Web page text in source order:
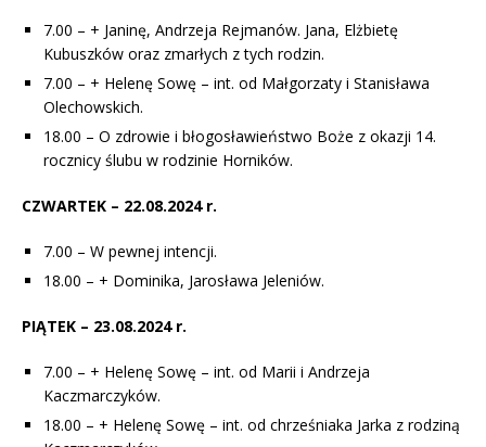
7.00 – + Janinę, Andrzeja Rejmanów. Jana, Elżbietę
Kubuszków oraz zmarłych z tych rodzin.
7.00 – + Helenę Sowę – int. od Małgorzaty i Stanisława
Olechowskich.
18.00 – O zdrowie i błogosławieństwo Boże z okazji 14.
rocznicy ślubu w rodzinie Horników.
CZWARTEK – 22.08.2024 r.
7.00 – W pewnej intencji.
18.00 – + Dominika, Jarosława Jeleniów.
PIĄTEK – 23.08.2024 r.
7.00 – + Helenę Sowę – int. od Marii i Andrzeja
Kaczmarczyków.
18.00 – + Helenę Sowę – int. od chrześniaka Jarka z rodziną